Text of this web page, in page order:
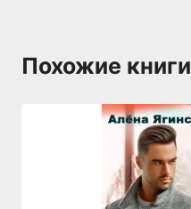
Похожие книги